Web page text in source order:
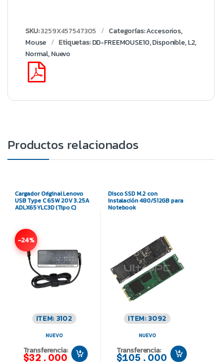
SKU:3259X457547305 Categorías:Accesorios,
Mouse
Etiquetas:DD-FREEMOUSE10,Disponible,L2,
Normal,Nuevo
Productos relacionados
Cargador Original Lenovo
USB Type C 65W 20V 3.25A
ADLX65YLC3D (Tipo C)
-24%
ITEM: 3102
NUEVO
Transferencia:
$32.000
Disco SSD M.2 con
Instalación 480/512GB para
Notebook
ITEM: 3092
NUEVO
Transferencia:
$105.000